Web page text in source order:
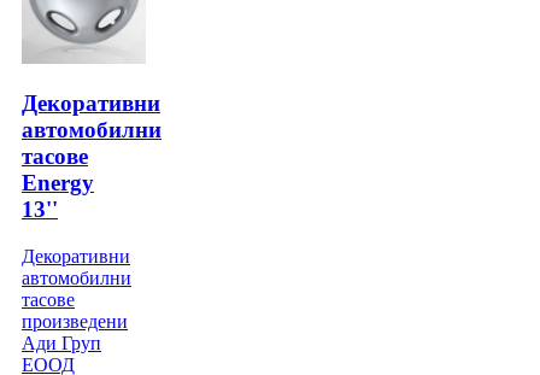
Декоративни
автомобилни
тасове
Energy
13''
Декоративни
автомобилни
тасове
произведени
Ади Груп
ЕООД